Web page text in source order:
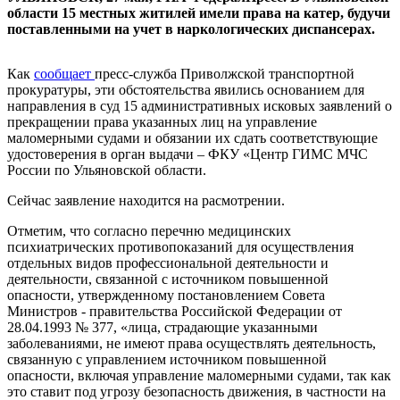
области 15 местных житилей имели права на катер, будучи
поставленными на учет в наркологических диспансерах.
Как сообщает пресс-служба Приволжской транспортной
прокуратуры, эти обстоятельства явились основанием для
направления в суд 15 административных исковых заявлений о
прекращении права указанных лиц на управление
маломерными судами и обязании их сдать соответствующие
удостоверения в орган выдачи – ФКУ «Центр ГИМС МЧС
России по Ульяновской области.
Сейчас заявление находится на расмотрении.
Отметим, что согласно перечню медицинских
психиатрических противопоказаний для осуществления
отдельных видов профессиональной деятельности и
деятельности, связанной с источником повышенной
опасности, утвержденному постановлением Совета
Министров - правительства Российской Федерации от
28.04.1993 № 377, «лица, страдающие указанными
заболеваниями, не имеют права осуществлять деятельность,
связанную с управлением источником повышенной
опасности, включая управление маломерными судами, так как
это ставит под угрозу безопасность движения, в частности на